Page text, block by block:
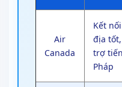
Air
Canada
Kết
địa
trợ
Pháp